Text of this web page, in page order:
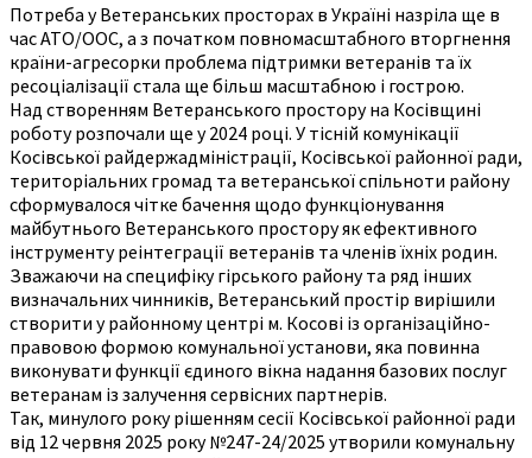
Потреба у Ветеранських просторах в Україні назріла ще в
час АТО/ООС, а з початком повномасштабного вторгнення
країни-агресорки проблема підтримки ветеранів та їх
ресоціалізації стала ще більш масштабною і гострою.
Над створенням Ветеранського простору на Косівщині
роботу розпочали ще у 2024 році. У тісній комунікації
Косівської райдержадміністрації, Косівської районної ради,
територіальних громад та ветеранської спільноти району
сформувалося чітке бачення щодо функціонування
майбутнього Ветеранського простору як ефективного
інструменту реінтеграції ветеранів та членів їхніх родин.
Зважаючи на специфіку гірського району та ряд інших
визначальних чинників, Ветеранський простір вирішили
створити у районному центрі м. Косові із організаційно-
правовою формою комунальної установи, яка повинна
виконувати функції єдиного вікна надання базових послуг
ветеранам із залучення сервісних партнерів.
Так, минулого року рішенням сесії Косівської районної ради
від 12 червня 2025 року №247-24/2025 утворили комунальну